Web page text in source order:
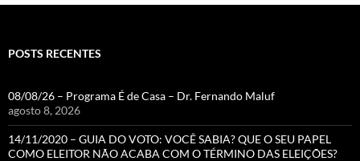
POSTS RECENTES
08/08/26 – Programa É de Casa – Dr. Fernando Maluf
agosto 8, 2026
14/11/2020 – GUIA DO VOTO: VOCÊ SABIA? QUE O SEU PAPEL
COMO ELEITOR NÃO ACABA COM O TÉRMINO DAS ELEIÇÕES?